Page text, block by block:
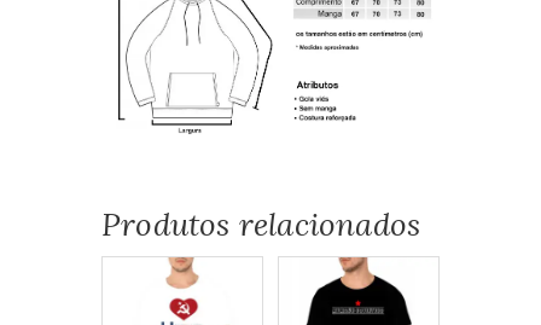
Produtos relacionados